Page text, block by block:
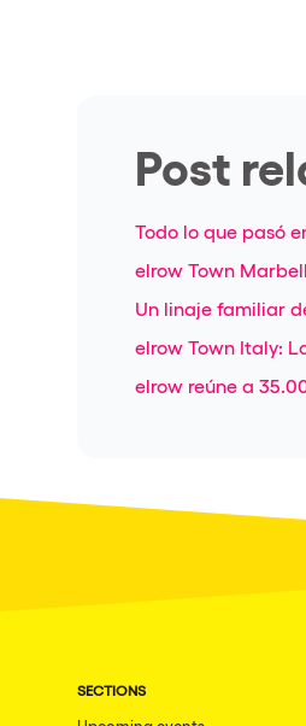
Post
Todo lo que pasó
elrow Town
Un linaje familiar
elrow Town Italy:
elrow reúne a
SECTIONS